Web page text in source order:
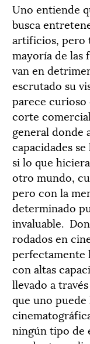
Uno entiende
busca
artificios, pero
mayoría de las
van en
escrutado su
parece curioso
corte
general donde
capacidades
si lo que
otro mundo,
pero con la
determinado
invaluable.
rodados en
perfectamente
con altas
llevado a
que uno puede
ningún tipo de